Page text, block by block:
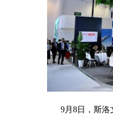
9月8日，斯